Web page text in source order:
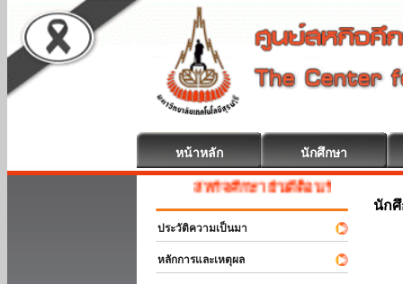
หน้าหลัก นักศึกษา
สหกิจศึกษา ยินดีต้อนรับ
ประวัติความเป็นมา
หลักการและเหตุผล
นัก